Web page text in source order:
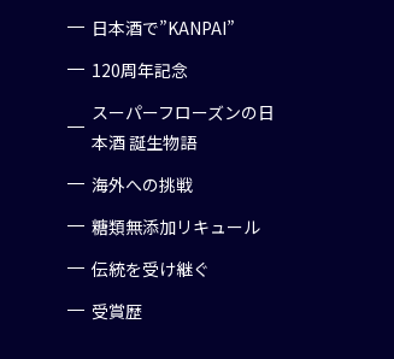
日本酒で”KANPAI”
120周年記念
スーパーフローズンの日
本酒 誕生物語
海外への挑戦
糖類無添加リキュール
伝統を受け継ぐ
受賞歴